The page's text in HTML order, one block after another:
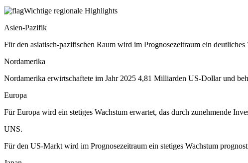
Wichtige regionale Highlights
Asien-Pazifik
Für den asiatisch-pazifischen Raum wird im Prognosezeitraum ein
Nordamerika
Nordamerika erwirtschaftete im Jahr 2025 4,81 Milliarden US-Dollar und
Europa
Für Europa wird ein stetiges Wachstum erwartet, das durch zunehmende
UNS.
Für den US-Markt wird im Prognosezeitraum ein stetiges Wachstum